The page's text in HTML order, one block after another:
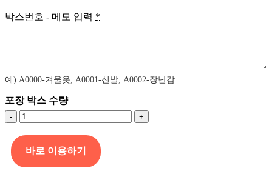
박스번호 - 메모 입력 *
예) A0000-겨울옷, A0001-신발, A0002-장난감
포장 박스 수량
*
짐
맡
기
기
바로 이용하기